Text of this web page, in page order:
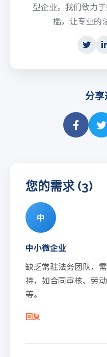
型企业。我们致力
槛，让专业的
分享
您的需求 (3)
中
中小微企业
缺乏常驻法务团队，
持，如合同审核、劳
等。
回复